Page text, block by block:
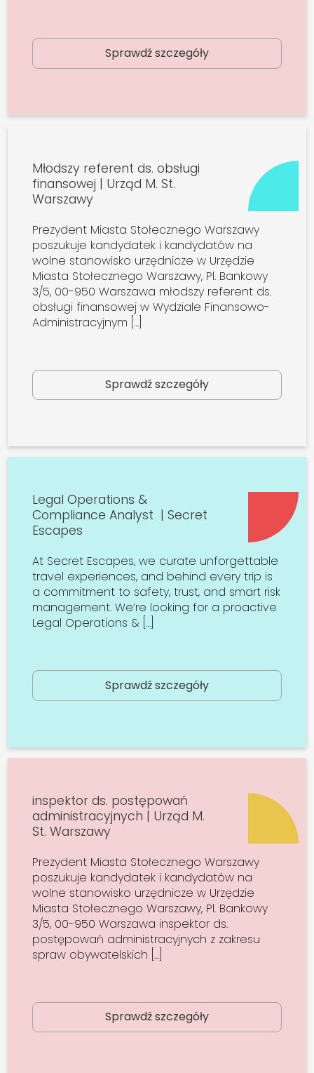
Sprawdź szczegóły
Młodszy referent ds. obsługi
finansowej | Urząd M. St.
Warszawy
Prezydent Miasta Stołecznego Warszawy
poszukuje kandydatek i kandydatów na
wolne stanowisko urzędnicze w Urzędzie
Miasta Stołecznego Warszawy, Pl. Bankowy
3/5, 00-950 Warszawa młodszy referent ds.
obsługi finansowej w Wydziale Finansowo-
Administracyjnym […]
Sprawdź szczegóły
Legal Operations &
Compliance Analyst | Secret
Escapes
At Secret Escapes, we curate unforgettable
travel experiences, and behind every trip is
a commitment to safety, trust, and smart risk
management. We’re looking for a proactive
Legal Operations & […]
Sprawdź szczegóły
inspektor ds. postępowań
administracyjnych | Urząd M.
St. Warszawy
Prezydent Miasta Stołecznego Warszawy
poszukuje kandydatek i kandydatów na
wolne stanowisko urzędnicze w Urzędzie
Miasta Stołecznego Warszawy, Pl. Bankowy
3/5, 00-950 Warszawa inspektor ds.
postępowań administracyjnych z zakresu
spraw obywatelskich […]
Sprawdź szczegóły